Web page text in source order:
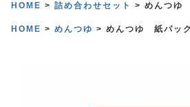
かねよみそしょうゆに
HOME 詰め合わせセット めんつゆ
HOME めんつゆ めんつゆ 紙パッ